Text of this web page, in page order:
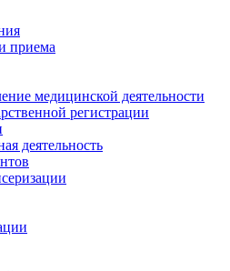
приема
медицинской деятельности
регистрации
деятельность